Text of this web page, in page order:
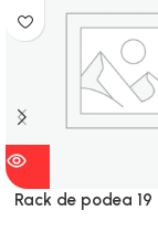
Rack de podea 19